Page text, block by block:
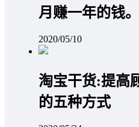
月赚一年的钱。
2020/05/10
淘宝干货:提高
的五种方式